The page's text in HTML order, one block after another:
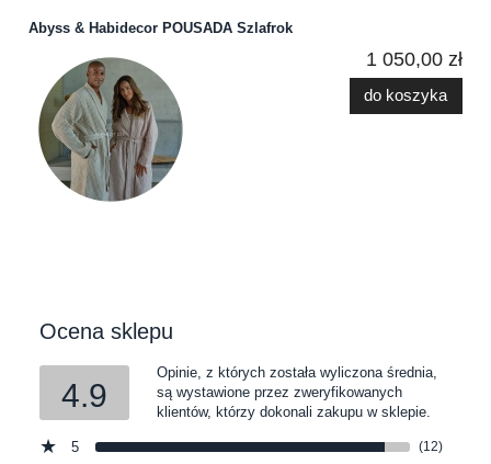
Abyss & Habidecor POUSADA Szlafrok
1 050,00 zł
do koszyka
Ocena sklepu
4.9
Opinie, z których została wyliczona średnia,
są wystawione przez zweryfikowanych
klientów, którzy dokonali zakupu w sklepie.
5 (12)